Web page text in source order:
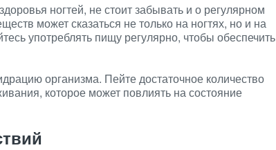
ногтей, не стоит забывать и о регулярном
может сказаться не только на ногтях, но и на
употреблять пищу регулярно, чтобы обеспечить
организма. Пейте достаточное количество
которое может повлиять на состояние